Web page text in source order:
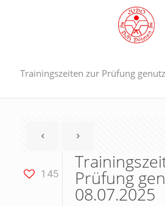
Trainingszeiten zur Prüfung
145 Prüfung
08.07.2025